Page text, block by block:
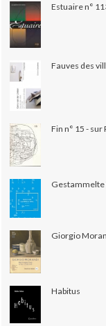
Estuaire n°
Fauves des
Fin n° 15 - sur
Giorgio
Habitus